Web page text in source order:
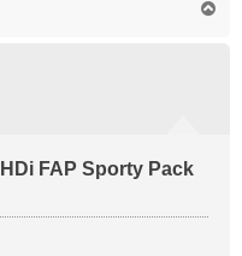
FAP Sporty Pack